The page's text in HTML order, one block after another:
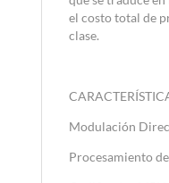
el costo total de
clase.
Modulación
Procesamiento